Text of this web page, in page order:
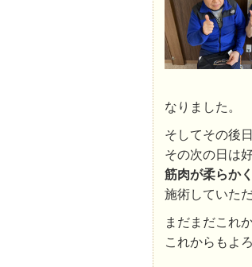
なりました。
そしてその後
その次の日は
筋肉が柔らか
施術していた
まだまだこれ
これからもよ